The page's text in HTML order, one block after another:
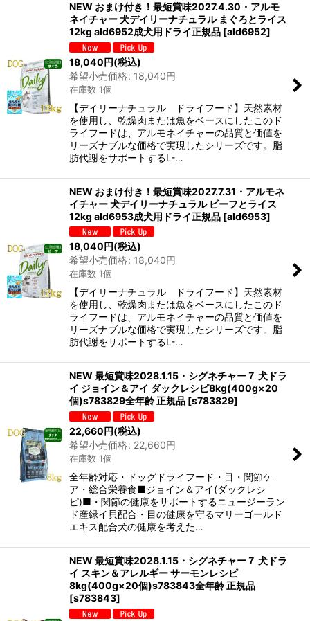
NEW おまけ付き！最短賞味2027.4.30・アルモ
ネイチャー 犬デイリーナチュラル まぐろとライス
12kg ald6952成犬用ドライ正規品 [ald6952]
18,040円(税込)
希望小売価格: 18,040円
在庫数 1個
【デイリーナチュラル ドライフード】天然素材
を使用し、乾燥肉または魚をベースにしたこのド
ライフードは、アルモネイチャーの品質と価値を
リーズナブルな価格で実現したシリーズです。脂
肪代謝をサポートするL-…
NEW おまけ付き！最短賞味2027.7.31・アルモネ
イチャー 犬デイリーナチュラル ビーフとライス
12kg ald6953成犬用ドライ正規品 [ald6953]
18,040 円(税込)
希望小売価格: 18,040円
在庫数 1個
【デイリーナチュラル ドライフード】天然素材
を使用し、乾燥肉または魚をベースにしたこのド
ライフードは、アルモネイチャーの品質と価値を
リーズナブルな価格で実現したシリーズです。脂
肪代謝をサポートするL-…
NEW 最短賞味2028.1.15・シグネチャー７ 犬ドラ
イ ジョイン＆アイ ダックレシピ8kg(400g×20
個)s783829全年齢 正規品 [s783829]
22,660円(税込)
希望小売価格: 22,660円
在庫数 1個
全年齢対応・ドッグドライフード・目・関節ケ
ア・総合栄養食■ジョイン＆アイ(ダックレシ
ピ)■・関節の健康をサポートするニュージーラン
ド産緑イ貝配合・目の健康を守るマリーゴールド
エキス配合犬の健康を考えた…
NEW 最短賞味2028.1.15・シグネチャー７ 犬ドラ
イ スキン＆アレルギー サーモンレシピ
8kg(400g×20個)s783843全年齢 正規品
[s783843]